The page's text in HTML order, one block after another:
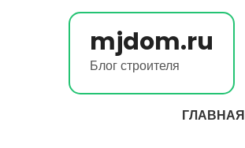
mjdom.ru
Блог строителя
ГЛАВНАЯ